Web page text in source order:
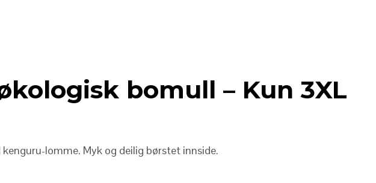
bomull – Kun 3XL
lomme. Myk og deilig børstet innside.